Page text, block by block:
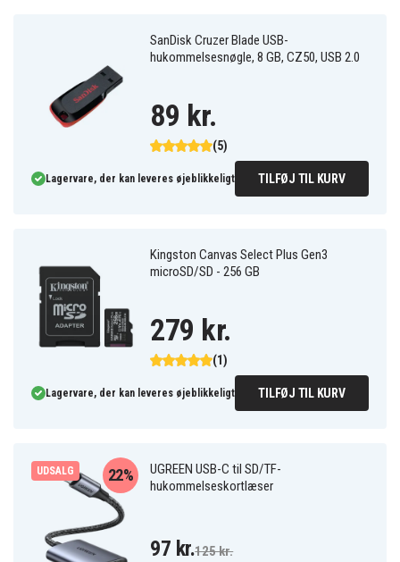
SanDisk Cruzer Blade USB-
hukommelsesnøgle, 8 GB, CZ50, USB 2.0
(5)
89 kr.
Lagervare, der kan leveres øjeblikkeligt TILFØJ TIL KURV
Kingston Canvas Select Plus Gen3
microSD/SD - 256 GB
(1)
279 kr.
Lagervare, der kan leveres øjeblikkeligt TILFØJ TIL KURV
UDSALG
UGREEN USB-C til SD/TF-
hukommelseskortlæser
22%
97 kr.125 kr.